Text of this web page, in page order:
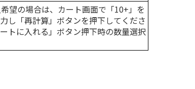
望の場合は、カート画面で「10+」を
し「再計算」ボタンを押下してくださ
トに入れる」ボタン押下時の数量選択